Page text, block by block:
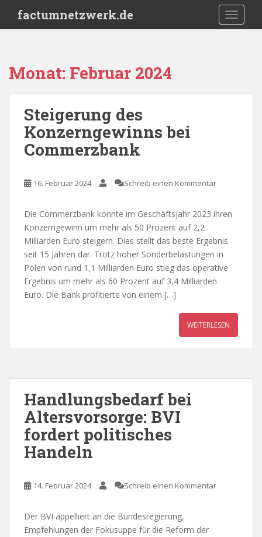
i
factumnetzwerk.de
Monat: Februar 2024
Steigerung des
Konzerngewinns bei
Commerzbank
16. Februar 2024 Schreib einen Kommentar
Die Commerzbank konnte im Geschäftsjahr 2023 ihren
Konzerngewinn um mehr als 50 Prozent auf 2,2
Milliarden Euro steigern. Dies stellt das beste Ergebnis
seit 15 Jahren dar. Trotz hoher Sonderbelastungen in
Polen von rund 1,1 Milliarden Euro stieg das operative
Ergebnis um mehr als 60 Prozent auf 3,4 Milliarden
Euro. Die Bank profitierte von einem […]
WEITERLESEN
Handlungsbedarf bei
Altersvorsorge: BVI
fordert politisches
Handeln
14. Februar 2024 Schreib einen Kommentar
Der BVI appelliert an die Bundesregierung,
Empfehlungen der Fokusuppe für die Reform der